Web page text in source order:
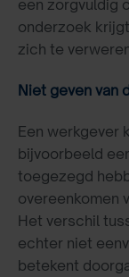
een zorgvuldig
onderzoek
zich te
Niet geven van
Een werkgever
bijvoorbeeld
toegezegd
overeenkomen
Het verschil
echter niet
betekent